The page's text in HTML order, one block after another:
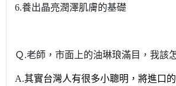
6.養出晶亮潤澤肌膚的基礎
Ｑ.老師，市面上的油琳琅滿目，我該
A.其實台灣人有很多小聰明，將進口